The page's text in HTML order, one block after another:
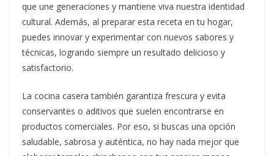
que une generaciones y mantiene viva nuestra identidad
cultural. Además, al preparar esta receta en tu hogar,
puedes innovar y experimentar con nuevos sabores y
técnicas, logrando siempre un resultado delicioso y
satisfactorio.
La cocina casera también garantiza frescura y evita
conservantes o aditivos que suelen encontrarse en
productos comerciales. Por eso, si buscas una opción
saludable, sabrosa y auténtica, no hay nada mejor que